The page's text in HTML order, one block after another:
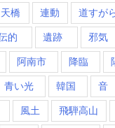
橋 連動 道すが
的 遺跡 邪気
阿南市 降臨
青い光 韓国 音
風土 飛騨高山